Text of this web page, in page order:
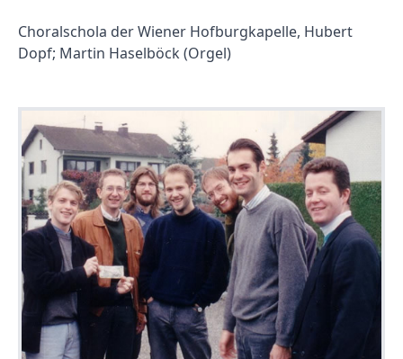
Choralschola der Wiener Hofburgkapelle, Hubert
Dopf; Martin Haselböck (Orgel)